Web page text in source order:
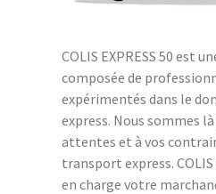
COLIS EXPRESS 50 est
composée de
expérimentés dans le
express. Nous sommes
attentes et à vos
transport express. COLIS
en charge votre